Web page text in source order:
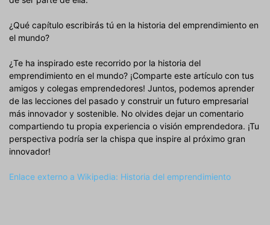
¿Qué capítulo escribirás tú en la historia del emprendimiento en
el mundo?
¿Te ha inspirado este recorrido por la historia del
emprendimiento en el mundo? ¡Comparte este artículo con tus
amigos y colegas emprendedores! Juntos, podemos aprender
de las lecciones del pasado y construir un futuro empresarial
más innovador y sostenible. No olvides dejar un comentario
compartiendo tu propia experiencia o visión emprendedora. ¡Tu
perspectiva podría ser la chispa que inspire al próximo gran
innovador!
Enlace externo a Wikipedia: Historia del emprendimiento